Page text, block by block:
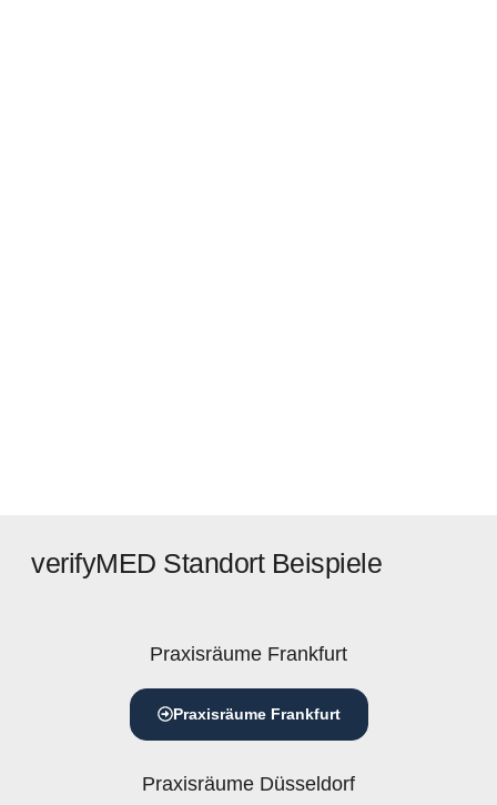
verifyMED Standort Beispiele
Praxisräume Frankfurt
Praxisräume Frankfurt
Praxisräume Düsseldorf